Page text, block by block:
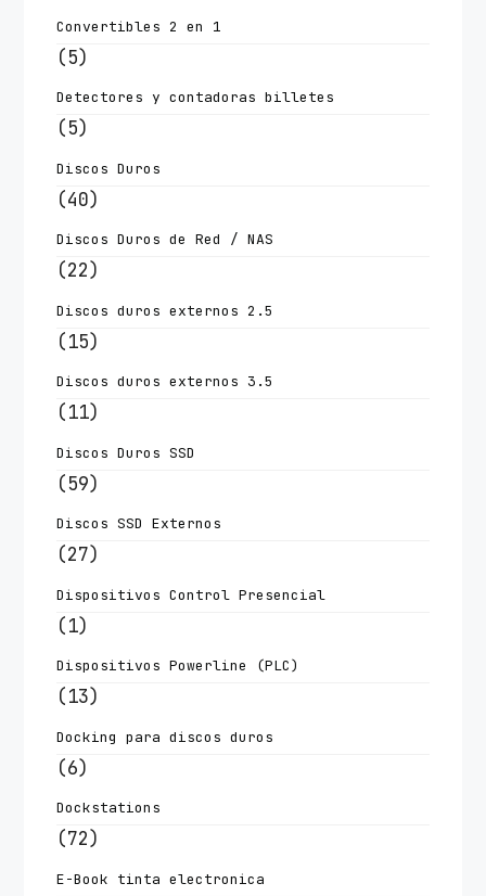
Convertibles 2 en 1
(5)
Detectores y contadoras billetes
(5)
Discos Duros
(40)
Discos Duros de Red / NAS
(22)
Discos duros externos 2.5
(15)
Discos duros externos 3.5
(11)
Discos Duros SSD
(59)
Discos SSD Externos
(27)
Dispositivos Control Presencial
(1)
Dispositivos Powerline (PLC)
(13)
Docking para discos duros
(6)
Dockstations
(72)
E-Book tinta electronica